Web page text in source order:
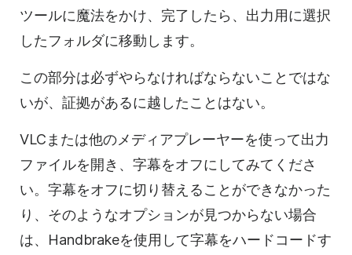
ツールに魔法をかけ、完了したら、出力用に選択
したフォルダに移動します。
この部分は必ずやらなければならないことではな
いが、証拠があるに越したことはない。
VLCまたは他のメディアプレーヤーを使って出力
ファイルを開き、字幕をオフにしてみてくださ
い。字幕をオフに切り替えることができなかった
り、そのようなオプションが見つからない場合
は、Handbrakeを使用して字幕をハードコードす